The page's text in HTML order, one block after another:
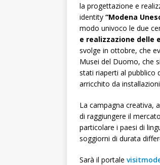
la progettazione e
identity “Modena
modo univoco le due
e realizzazione delle
svolge in ottobre, che
Musei del Duomo, che
stati riaperti al pubblico
arricchito da
La campagna creativa,
di raggiungere il
particolare i paesi di
soggiorni di durata
Sarà il portale